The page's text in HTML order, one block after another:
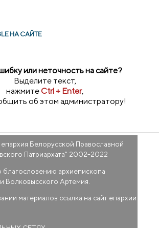
НА САЙТЕ
или неточность на сайте?
Выделите текст,
нажмитеCtrl + Enter,
об этом администратору!
епархия Белорусской Православной
Патриархата" 2002-2022
благословению архиепископа
Волковысского Артемия.
материалов ссылка на сайт епархии